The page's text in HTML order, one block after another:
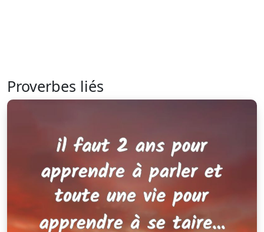
Proverbes liés